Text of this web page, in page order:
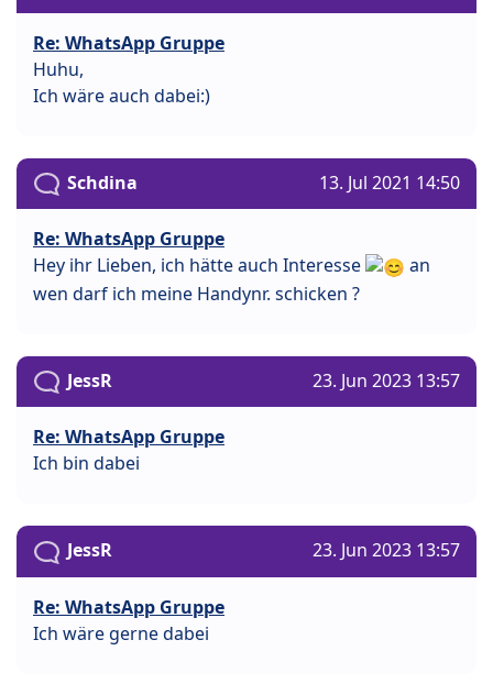
Re: WhatsApp Gruppe
Huhu,
Ich wäre auch dabei:)
Schdina 13. Jul 2021 14:50
Re: WhatsApp Gruppe
Hey ihr Lieben, ich hätte auch Interesse
an
wen darf ich meine Handynr. schicken ?
JessR 23. Jun 2023 13:57
Re: WhatsApp Gruppe
Ich bin dabei
JessR 23. Jun 2023 13:57
Re: WhatsApp Gruppe
Ich wäre gerne dabei